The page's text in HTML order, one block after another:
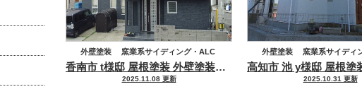
香南市 t様邸 屋根塗装 外壁塗装工事 耐候性・美観性・遮熱
2025.11.08 更新
外壁塗装
窯業系サイディング・ALC
屋根塗装
金属屋根
2025.10.31 更新
外壁塗装
窯業系サイディ
屋根塗装
化粧スレ